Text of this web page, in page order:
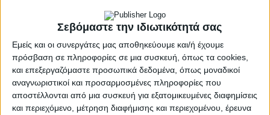
Σεβόμαστε την ιδιωτικότητά σας
Εμείς και οι συνεργάτες μας αποθηκεύουμε και/ή έχουμε
πρόσβαση σε πληροφορίες σε μια συσκευή, όπως τα cookies,
και επεξεργαζόμαστε προσωπικά δεδομένα, όπως μοναδικοί
αναγνωριστικοί και προσαρμοσμένες πληροφορίες που
αποστέλλονται από μια συσκευή για εξατομικευμένες διαφημίσεις
και περιεχόμενο, μέτρηση διαφήμισης και περιεχομένου, έρευνα
η πλατφόρμαhttps://results.it.minedu.gov.gr, όπου θα
γίνει η ανάρτηση των βαθμολογιών των
Πανελλαδικών Εξετάσεων Γενικών και
Επαγγελματικών Λυκείων, λίγο μετά τη μία το
μεσημέρι. Σε λίγη ώρα, η αγωνία των υποψηφίων για
τα Ανώτατα Εκπαιδευτικά Ιδρύματα θα λάβει τέλος.